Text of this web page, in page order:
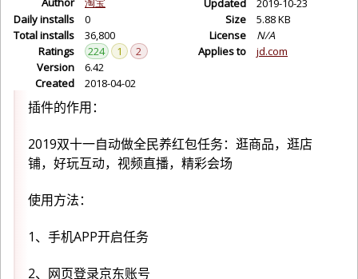
Daily installs
0
Total installs
36,800
Ratings
224 1
2
Version
6.42
Created
2018-04-02
Updated
2019-10-23
Size
5.88 KB
License
N/A
Applies to
jd.com
插件的作用：
2019双十一自动做全民养红包任务：逛商品，逛店
铺，好玩互动，视频直播，精彩会场
使用方法：
1、手机APP开启任务
2、网页登录京东账号